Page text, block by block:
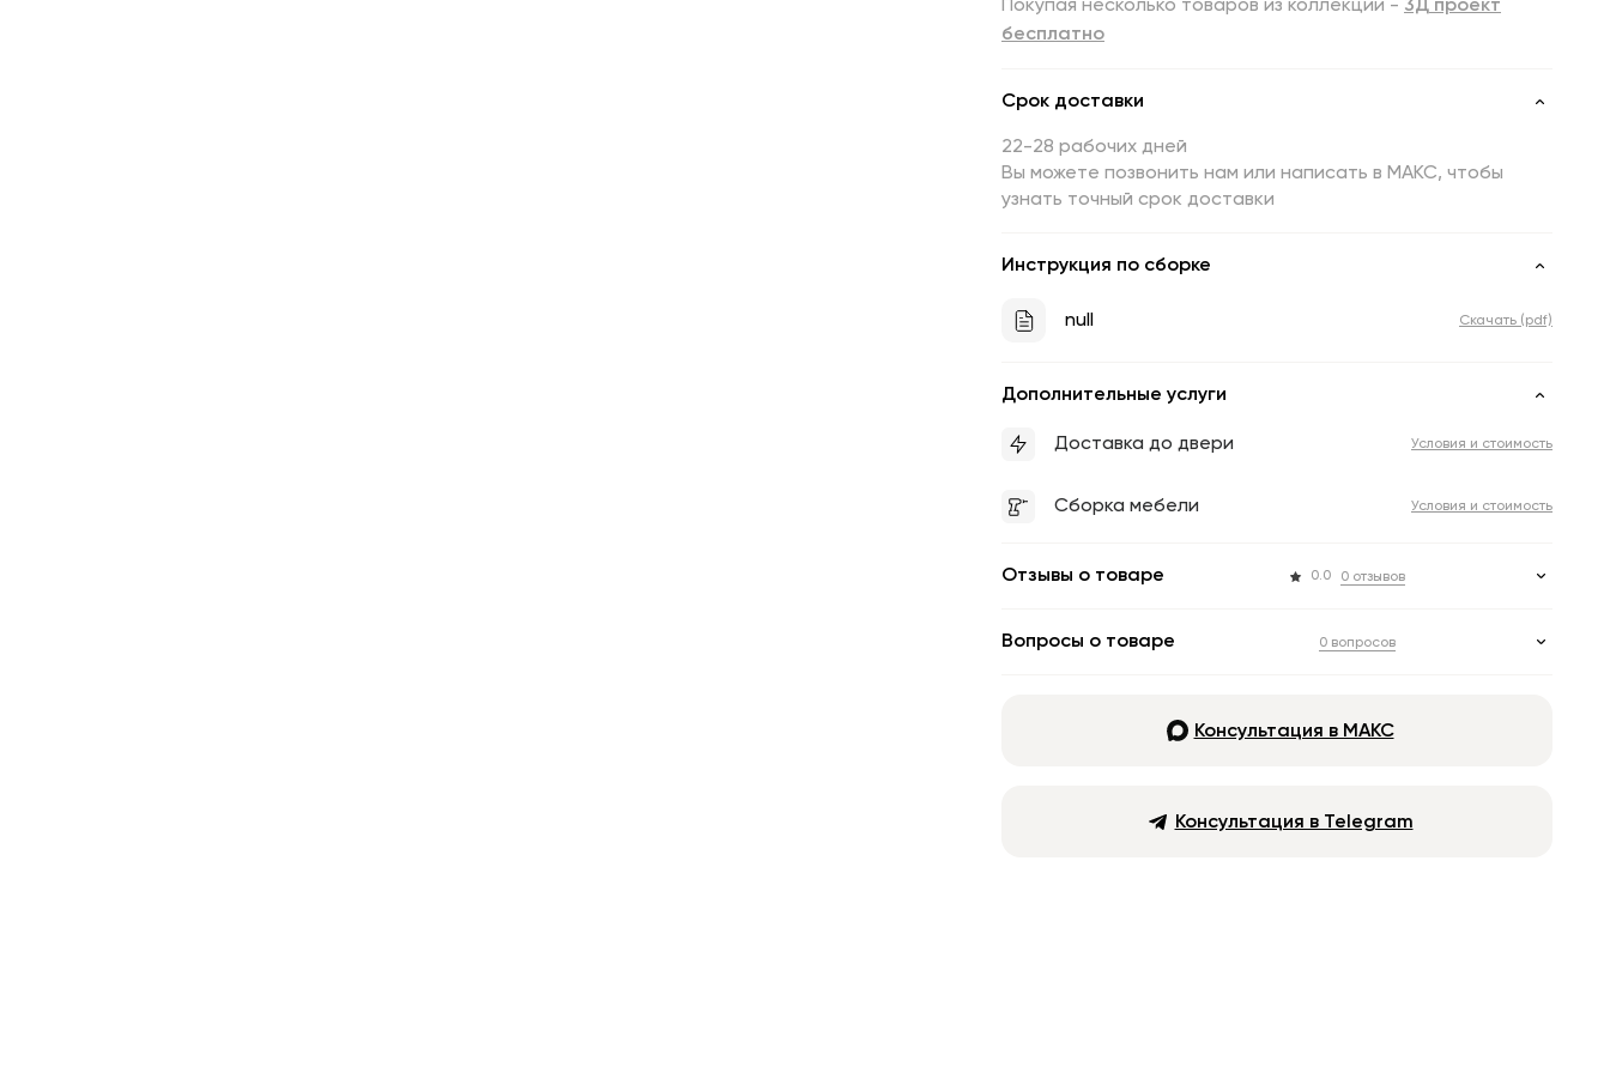
Покупая несколько товаров из коллекции - 3Д проект
бесплатно
Срок доставки
22-28 рабочих дней
Вы можете позвонить нам или написать в МАКС, чтобы
узнать точный срок доставки
Инструкция по сборке
null Скачать (pdf)
Дополнительные услуги
Доставка до двери Условия и стоимость
Сборка мебели Условия и стоимость
Отзывы о товаре 0.0 0 отзывов
Вопросы о товаре 0 вопросов
Консультация в МАКС
Консультация в Telegram